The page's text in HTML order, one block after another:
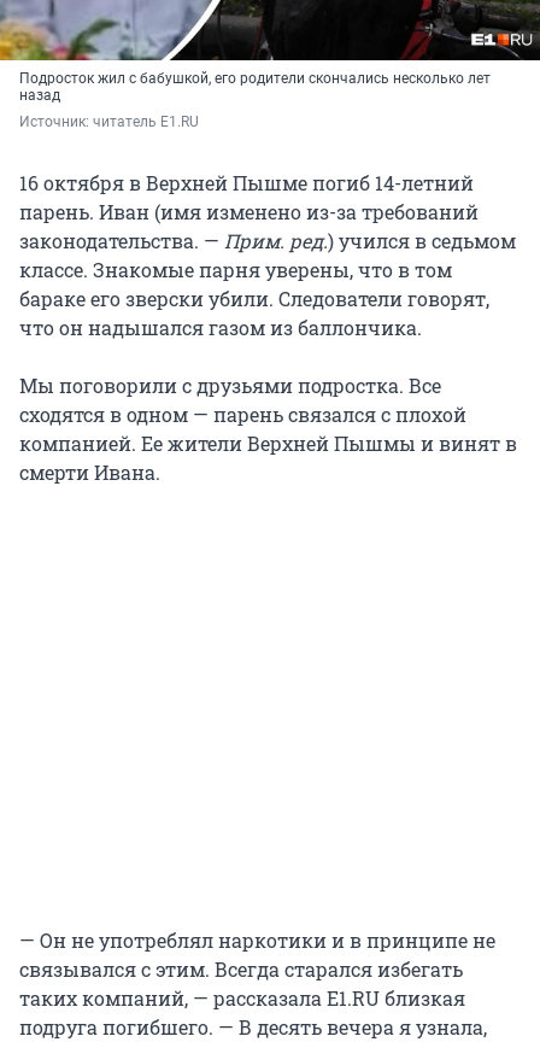
Подросток жил с бабушкой, его родители скончались несколько лет
назад
Источник: читатель E1.RU
16 октября в Верхней Пышме погиб 14-летний
парень. Иван (имя изменено из-за требований
законодательства. — Прим. ред.) учился в седьмом
классе. Знакомые парня уверены, что в том
бараке его зверски убили. Следователи говорят,
что он надышался газом из баллончика.
Мы поговорили с друзьями подростка. Все
сходятся в одном — парень связался с плохой
компанией. Ее жители Верхней Пышмы и винят в
смерти Ивана.
— Он не употреблял наркотики и в принципе не
связывался с этим. Всегда старался избегать
таких компаний, — рассказала Е1.RU близкая
подруга погибшего. — В десять вечера я узнала,